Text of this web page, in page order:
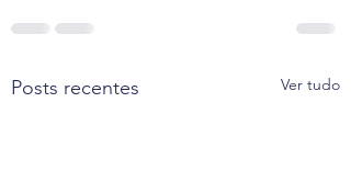
Posts recentes Ver tudo